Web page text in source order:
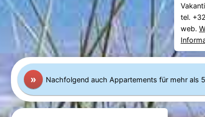
tel.
web.
» Nachfolgend auch Appartements für mehr als